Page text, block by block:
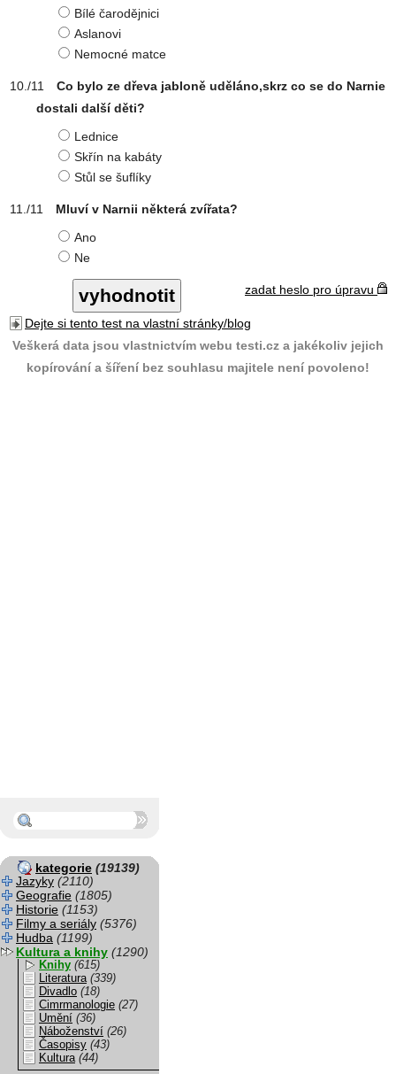
Bílé čarodějnici
Aslanovi
Nemocné matce
Co bylo ze dřeva jabloně uděláno,skrz co se do Narnie
dostali další děti?
Lednice
Skřín na kabáty
Stůl se šuflíky
Mluví v Narnii některá zvířata?
Ano
Ne
zadat heslo pro úpravu
Dejte si tento test na vlastní stránky/blog
Veškerá data jsou vlastnictvím webu testi.cz a jakékoliv jejich
kopírování a šíření bez souhlasu majitele není povoleno!
kategorie (19139)
Jazyky (2110)
Geografie (1805)
Historie (1153)
Filmy a seriály (5376)
Hudba (1199)
Kultura a knihy (1290)
Knihy (615)
Literatura (339)
Divadlo (18)
Cimrmanologie (27)
Umění (36)
Náboženství (26)
Časopisy (43)
Kultura (44)